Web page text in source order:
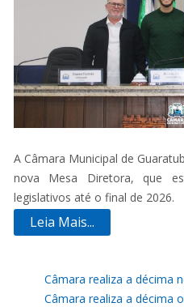
A Câmara Municipal de
nova Mesa Diretora, que
legislativos até o final de 2026.
Leia Mais...
Câmara realiza a décima
Câmara realiza a décima